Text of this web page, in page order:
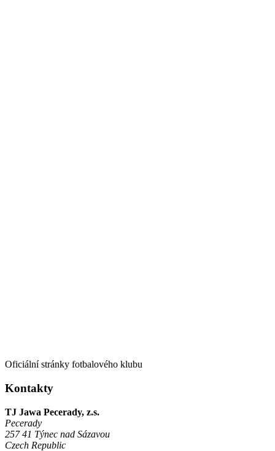
Oficiální stránky fotbalového klubu
Kontakty
TJ Jawa Pecerady, z.s.
Pecerady
257 41 Týnec nad Sázavou
Czech Republic